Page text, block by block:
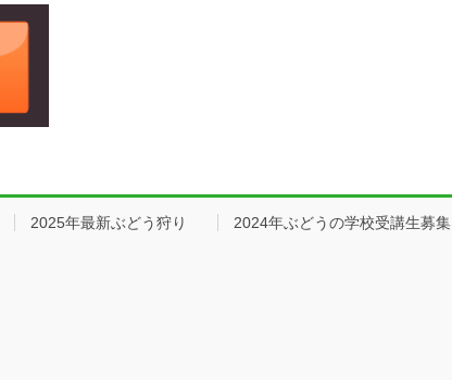
2025年最新ぶどう狩り 2024年ぶどうの学校受講生募集